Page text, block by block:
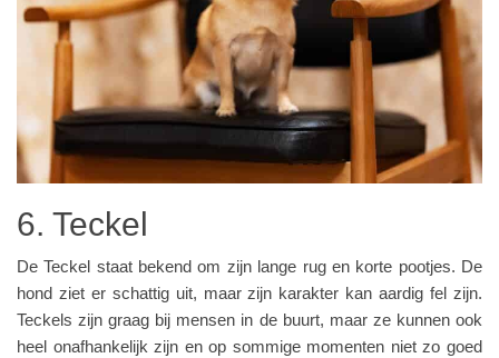
6. Teckel
De Teckel staat bekend om zijn lange rug en korte pootjes. De
hond ziet er schattig uit, maar zijn karakter kan aardig fel zijn.
Teckels zijn graag bij mensen in de buurt, maar ze kunnen ook
heel onafhankelijk zijn en op sommige momenten niet zo goed